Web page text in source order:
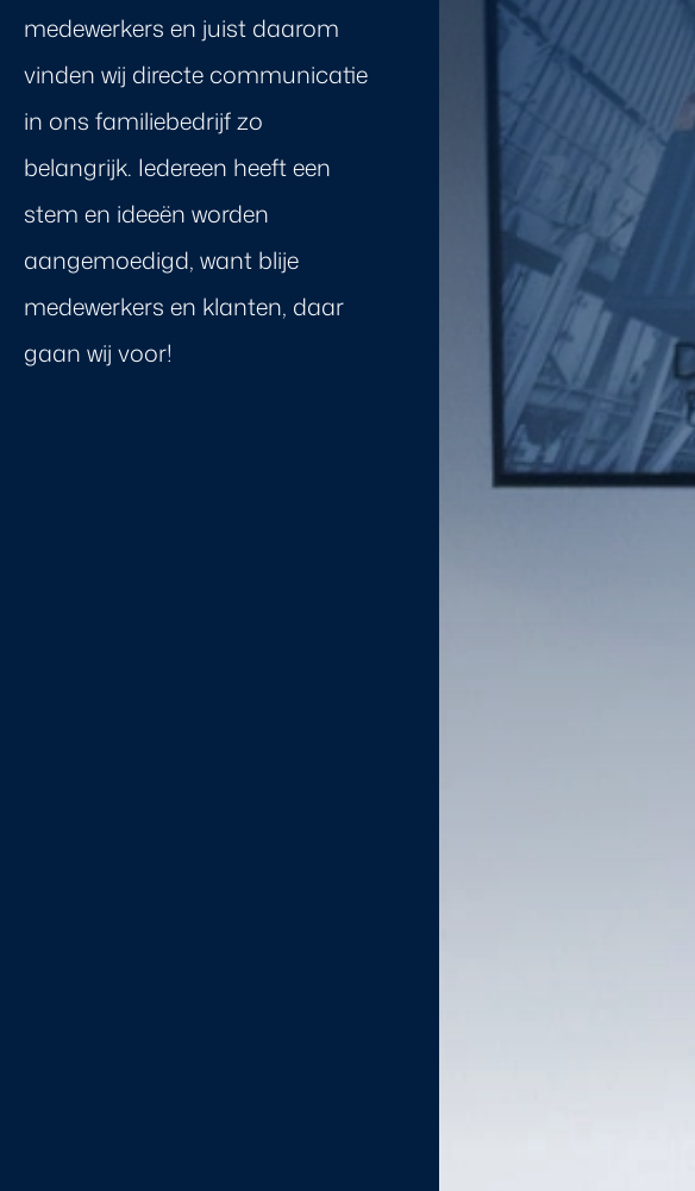
medewerkers en juist daarom
vinden wij directe communicatie
in ons familiebedrijf zo
belangrijk. Iedereen heeft een
stem en ideeën worden
aangemoedigd, want blije
medewerkers en klanten, daar
gaan wij voor!